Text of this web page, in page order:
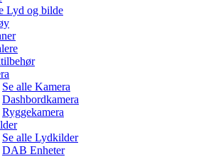
Lyd og bilde
Se alle Kamera
Dashbordkamera
Ryggekamera
Se alle Lydkilder
DAB Enheter